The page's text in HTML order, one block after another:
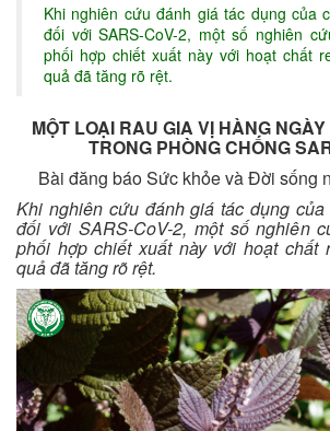
Khi nghiên cứu đánh giá tác dụng của
đối với SARS-CoV-2, một số nghiên
phối hợp chiết xuất này với hoạt chất
quả đã tăng rõ rệt.
MỘT LOẠI RAU GIA VỊ HÀNG
TRONG PHÒNG CHỐNG
Bài đăng báo Sức khỏe và Đời sống
Khi nghiên cứu đánh giá tác dụng
đối với SARS-CoV-2, một số nghiên
phối hợp chiết xuất này với hoạt chất
quả đã tăng rõ rệt.